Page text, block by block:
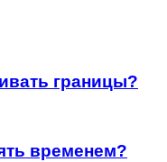
границы?
временем?